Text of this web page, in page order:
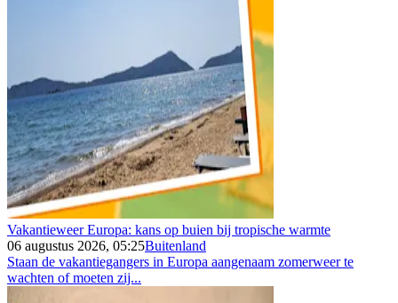
Vakantieweer Europa: kans op buien bij tropische warmte
06 augustus 2026, 05:25Buitenland
Staan de vakantiegangers in Europa aangenaam zomerweer te
wachten of moeten zij...